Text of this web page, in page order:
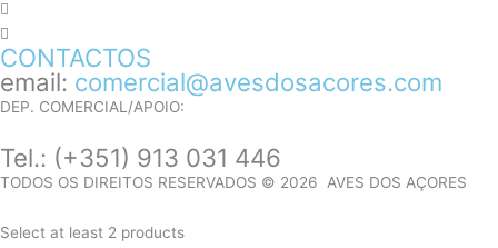
CONTACTOS
email: comercial@avesdosacores.com
DEP. COMERCIAL/APOIO:
Tel.: (+351) 913 031 446
TODOS OS DIREITOS RESERVADOS © 2026 AVES DOS AÇORES
Select at least 2 products